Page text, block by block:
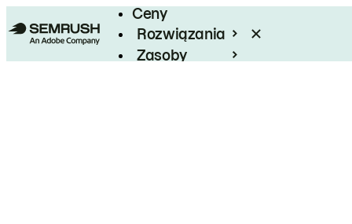
Ceny
Rozwiązania
Zasoby